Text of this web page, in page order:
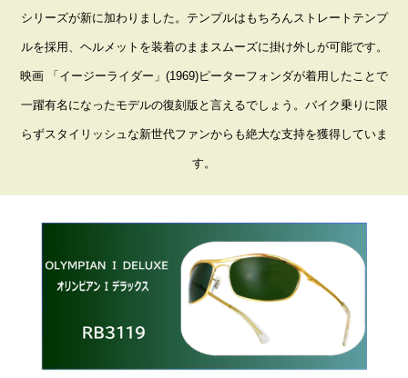
シリーズが新に加わりました。テンプルはもちろんストレートテンプ
ルを採用、ヘルメットを装着のままスムーズに掛け外しが可能です。
映画 「イージーライダー」(1969)ピーターフォンダが着用したことで
一躍有名になったモデルの復刻版と言えるでしょう。バイク乗りに限
らずスタイリッシュな新世代ファンからも絶大な支持を獲得していま
す。